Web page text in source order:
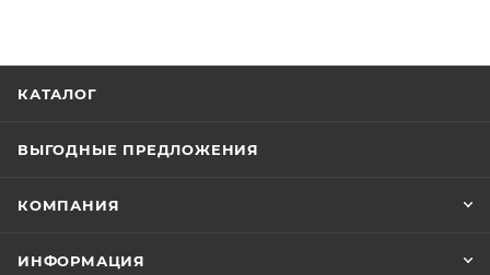
КАТАЛОГ
ВЫГОДНЫЕ ПРЕДЛОЖЕНИЯ
КОМПАНИЯ
ИНФОРМАЦИЯ